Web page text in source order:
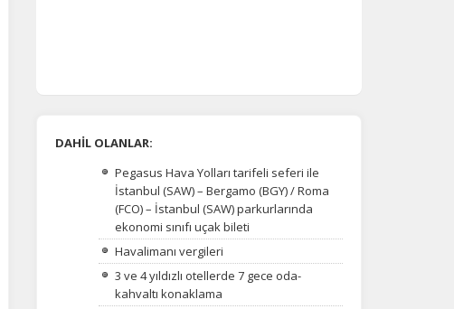
DAHİL OLANLAR:
Pegasus Hava Yolları tarifeli seferi ile
İstanbul (SAW) – Bergamo (BGY) / Roma
(FCO) – İstanbul (SAW) parkurlarında
ekonomi sınıfı uçak bileti
Havalimanı vergileri
3 ve 4 yıldızlı otellerde 7 gece oda-
kahvaltı konaklama